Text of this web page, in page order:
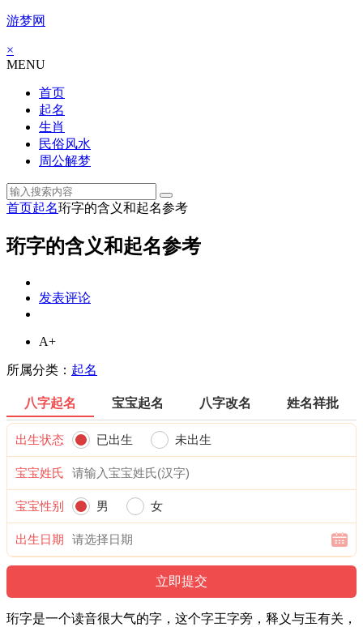
游梦网
×
MENU
首页
起名
生肖
民俗风水
周公解梦
首页起名珩字的含义和起名参考
珩字的含义和起名参考
发表评论
A+
所属分类： 起名
八字起名 宝宝起名 八字改名 姓名祥批
出生状态 已出生 未出生
宝宝姓氏
宝宝性别 男 女
出生日期
珩字是一个读音很大气的字，这个字王字旁，释义与玉有关，